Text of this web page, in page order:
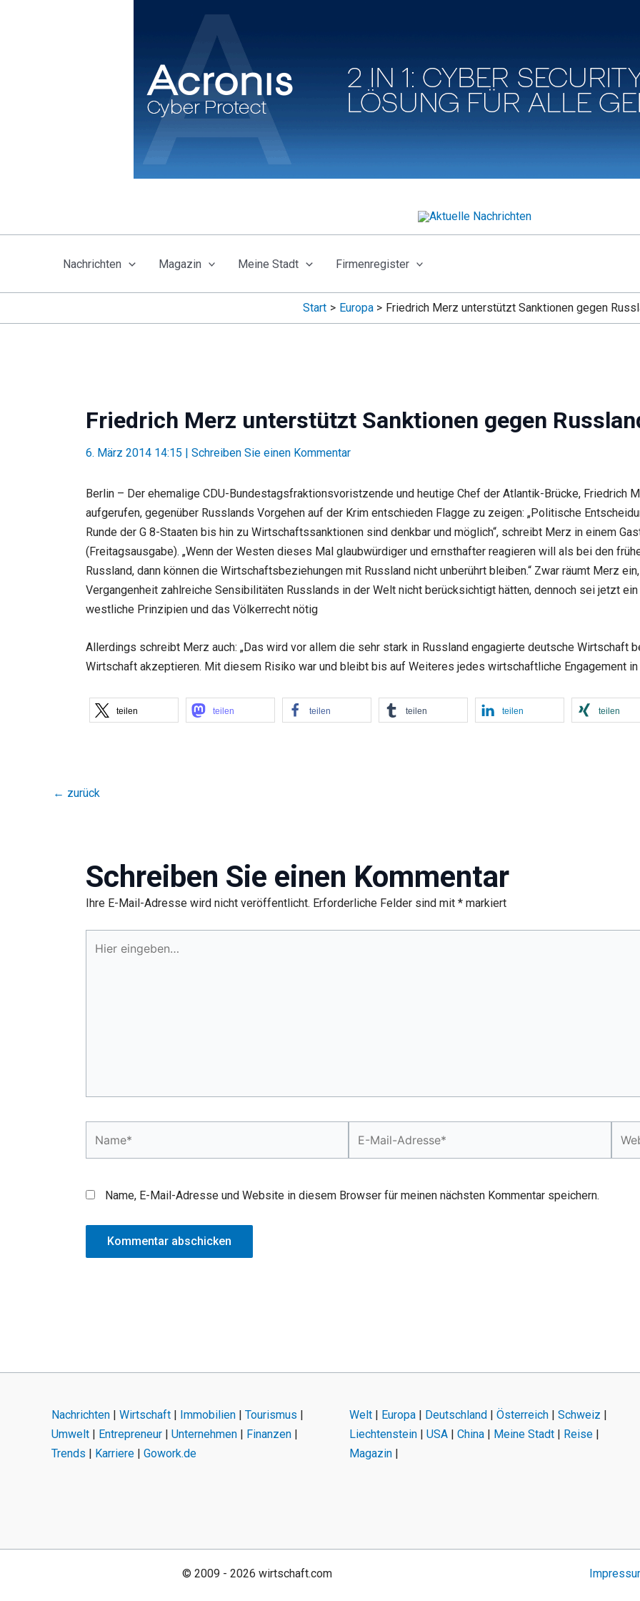
Nachrichten Magazin Meine Stadt Firmenregister
Start Europa Friedrich Merz unterstützt Sanktionen gegen
Friedrich Merz unterstützt Sanktionen gegen
6. März 2014 14:15 | Schreiben Sie einen Kommentar
Berlin – Der ehemalige CDU-Bundestagsfraktionsvoristzende und heutige Chef der Atlantik-Brücke, Friedrich
aufgerufen, gegenüber Russlands Vorgehen auf der Krim entschieden Flagge zu zeigen: „Politische
Runde der G 8-Staaten bis hin zu Wirtschaftssanktionen sind denkbar und möglich“, schreibt Merz in einem
(Freitagsausgabe). „Wenn der Westen dieses Mal glaubwürdiger und ernsthafter reagieren will als bei den
Russland, dann können die Wirtschaftsbeziehungen mit Russland nicht unberührt bleiben.“ Zwar räumt Merz
Vergangenheit zahlreiche Sensibilitäten Russlands in der Welt nicht berücksichtigt hätten, dennoch sei jetzt
westliche Prinzipien und das Völkerrecht nötig
Allerdings schreibt Merz auch: „Das wird vor allem die sehr stark in Russland engagierte deutsche Wirtschaft
Wirtschaft akzeptieren. Mit diesem Risiko war und bleibt bis auf Weiteres jedes wirtschaftliche Engagement in
teilen teilen teilen teilen teilen teilen
← zurück
Schreiben Sie einen Kommentar
Ihre E-Mail-Adresse wird nicht veröffentlicht. Erforderliche Felder sind mit * markiert
eingeben…
Name, E-Mail-Adresse und Website in diesem Browser für meinen nächsten Kommentar speichern.
Nachrichten Wirtschaft Immobilien Tourismus
Umwelt
Entrepreneur Unternehmen Finanzen
Trends
Karriere Gowork.de
Welt| Europa| Deutschland Österreich| Schweiz
Liechtenstein| USA| China| Meine Stadt| Reise|
Magazin|
© 2009 - 2026 wirtschaft.com